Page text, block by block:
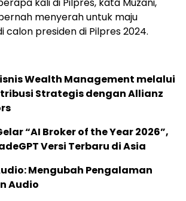
kali di Pilpres, kata Muzani,
menyerah untuk maju
calon presiden di Pilpres 2024.
Wealth Management melalui
Strategis dengan Allianz
“AI Broker of the Year 2026”,
Versi Terbaru di Asia
Mengubah Pengalaman
Audio